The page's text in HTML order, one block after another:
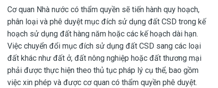
Cơ quan Nhà nước có thẩm quyền sẽ tiến hành quy hoạch,
phân loại và phê duyệt mục đích sử dụng đất CSD trong kế
hoạch sử dụng đất hàng năm hoặc các kế hoạch dài hạn.
Việc chuyển đổi mục đích sử dụng đất CSD sang các loại
đất khác như đất ở, đất nông nghiệp hoặc đất thương mại
phải được thực hiện theo thủ tục pháp lý cụ thể, bao gồm
việc xin phép và được cơ quan có thẩm quyền phê duyệt.